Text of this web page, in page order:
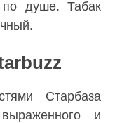
по душе. Табак
Старбаза
и